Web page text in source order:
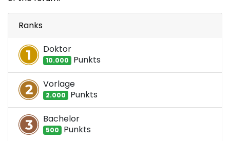
Ranks
Doktor
10.000 Punkts
Vorlage
2.000 Punkts
Bachelor
500 Punkts